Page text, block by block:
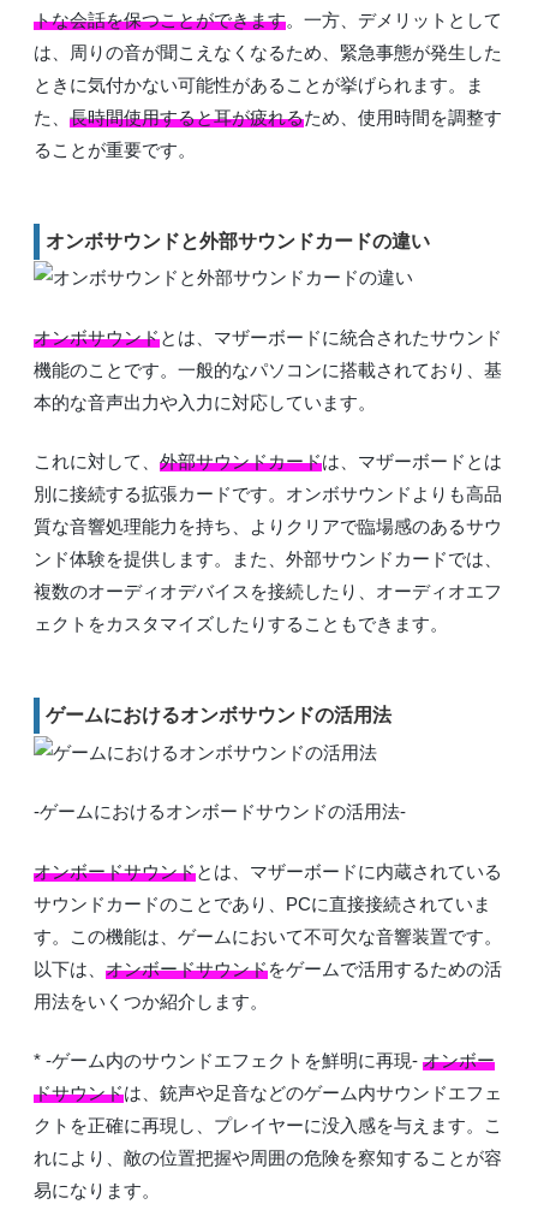
トな会話を保つことができます。一方、デメリットとして
は、周りの音が聞こえなくなるため、緊急事態が発生した
ときに気付かない可能性があることが挙げられます。ま
た、 長時間使用すると耳が疲れるため、使用時間を調整す
ることが重要です。
オンボサウンドと外部サウンドカードの違い
オンボサウンドとは、マザーボードに統合されたサウンド
機能のことです。一般的なパソコンに搭載されており、基
本的な音声出力や入力に対応しています。
これに対して、 外部サウンドカードは、マザーボードとは
別に接続する拡張カードです。オンボサウンドよりも高品
質な音響処理能力を持ち、よりクリアで臨場感のあるサウ
ンド体験を提供します。また、外部サウンドカードでは、
複数のオーディオデバイスを接続したり、オーディオエフ
ェクトをカスタマイズしたりすることもできます。
ゲームにおけるオンボサウンドの活用法
-ゲームにおけるオンボードサウンドの活用法-
オンボードサウンドとは、マザーボードに内蔵されている
サウンドカードのことであり、PCに直接接続されていま
す。この機能は、ゲームにおいて不可欠な音響装置です。
以下は、 オンボードサウンドをゲームで活用するための活
用法をいくつか紹介します。
* -ゲーム内のサウンドエフェクトを鮮明に再現- オンボー
ドサウンドは、銃声や足音などのゲーム内サウンドエフェ
クトを正確に再現し、プレイヤーに没入感を与えます。こ
れにより、敵の位置把握や周囲の危険を察知することが容
易になります。